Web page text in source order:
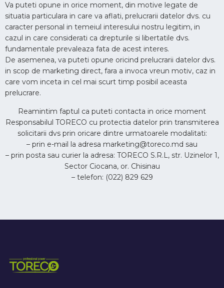
Va puteti opune in orice moment, din motive legate de
situatia particulara in care va aflati, prelucrarii datelor dvs. cu
caracter personal in temeiul interesului nostru legitim, in
cazul in care considerati ca drepturile si libertatile dvs.
fundamentale prevaleaza fata de acest interes.
De asemenea, va puteti opune oricind prelucrarii datelor dvs.
in scop de marketing direct, fara a invoca vreun motiv, caz in
care vom inceta in cel mai scurt timp posibil aceasta
prelucrare.
Reamintim faptul ca puteti contacta in orice moment
Responsabilul TORECO cu protectia datelor prin transmiterea
solicitarii dvs prin oricare dintre urmatoarele modalitati:
– prin e-mail la adresa marketing@toreco.md sau
– prin posta sau curier la adresa: TORECO S.R.L, str. Uzinelor 1,
Sector Ciocana, or. Chisinau
– telefon: (022) 829 629